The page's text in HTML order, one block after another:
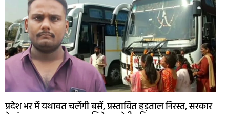
प्रदेश भर में यथावत चलेंगी बसें, प्रस्तावित हड़ताल निरस्त, सरकार